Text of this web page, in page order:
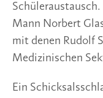
Mann Norbert
mit denen Rudolf
Medizinischen
Ein